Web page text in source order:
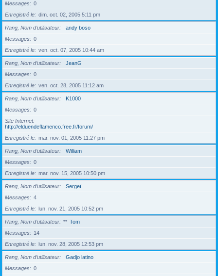
Messages
0
Enregistré le
dim. oct. 02, 2005 5:11 pm
Rang, Nom d’utilisateur
andy boso
Messages
0
Enregistré le
ven. oct. 07, 2005 10:44 am
Rang, Nom d’utilisateur
JeanG
Messages
0
Enregistré le
ven. oct. 28, 2005 11:12 am
Rang, Nom d’utilisateur
K1000
Messages
0
Site Internet
http://elduendeflamenco.free.fr/forum/
Enregistré le
mar. nov. 01, 2005 11:27 pm
Rang, Nom d’utilisateur
William
Messages
0
Enregistré le
mar. nov. 15, 2005 10:50 pm
Rang, Nom d’utilisateur
Sergeï
Messages
4
Enregistré le
lun. nov. 21, 2005 10:52 pm
Rang, Nom d’utilisateur ** Tom
Messages
14
Enregistré le
lun. nov. 28, 2005 12:53 pm
Rang, Nom d’utilisateur
Gadjo latino
Messages
0